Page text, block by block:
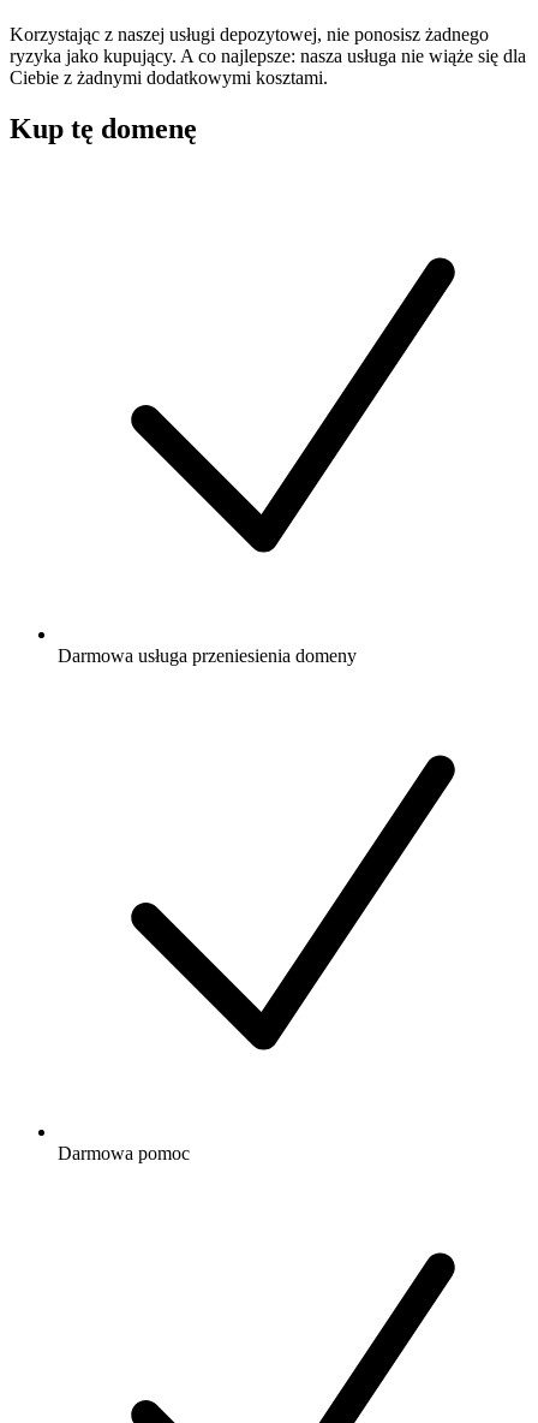
Korzystając z naszej usługi depozytowej, nie ponosisz żadnego
ryzyka jako kupujący. A co najlepsze: nasza usługa nie wiąże się dla
Ciebie z żadnymi dodatkowymi kosztami.
Kup tę domenę
Darmowa usługa przeniesienia domeny
Darmowa pomoc